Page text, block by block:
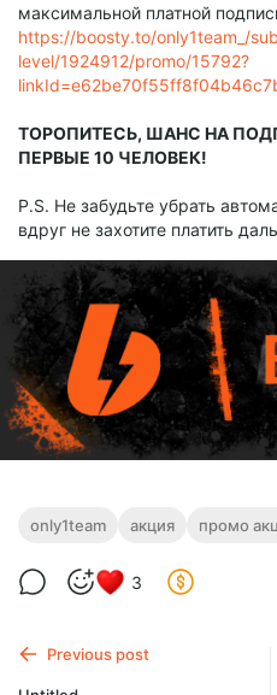
максимальной платной
https://boosty.to/only1team_/
level/1924912/promo/15792?
ТОРОПИТЕСЬ, ШАНС НА
ПЕРВЫЕ 10 ЧЕЛОВЕК!
P.S. Не забудьте убрать
вдруг не захотите платить
only1team акция промо
3
Previous post